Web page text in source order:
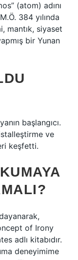
(atom) adını
384 yılında
mantık, siyaset
bir Yunan
başlangıcı.
ve
keşfetti.
of Irony
adlı kitabıdır.
deneyimime